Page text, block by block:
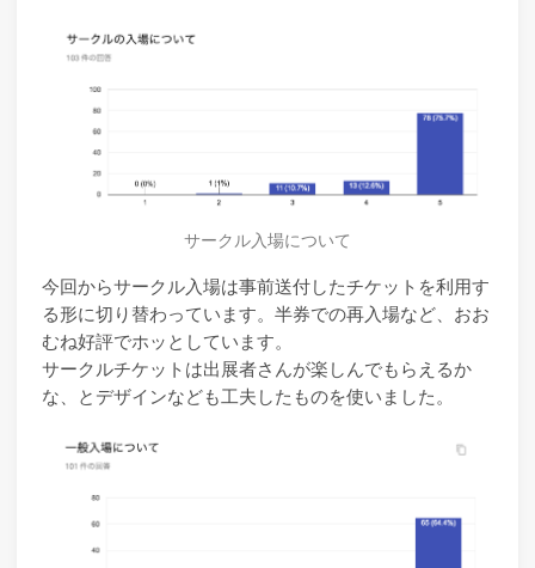
サークル入場について
今回からサークル入場は事前送付したチケットを利用す
る形に切り替わっています。半券での再入場など、おお
むね好評でホッとしています。
サークルチケットは出展者さんが楽しんでもらえるか
な、とデザインなども工夫したものを使いました。